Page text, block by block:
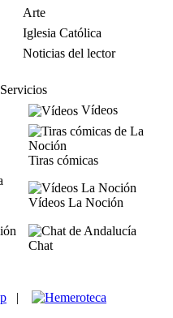
Arte
Iglesia Católica
Noticias del lector
Servicios
Vídeos
Tiras cómicas
Vídeos La Noción
Chat
|